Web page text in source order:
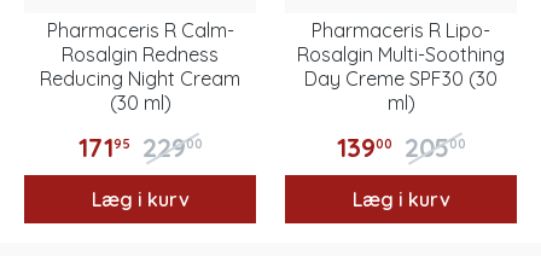
Pharmaceris R Calm-
Rosalgin Redness
Reducing Night Cream
(30 ml)
17195 22900
Læg i kurv
Pharmaceris R Lipo-
Rosalgin Multi-Soothing
Day Creme SPF30 (30
ml)
13900 20500
Læg i kurv